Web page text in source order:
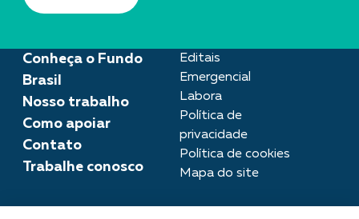
Conheça o Fundo
Brasil
Nosso trabalho
Como apoiar
Contato
Trabalhe conosco
Editais
Emergencial
Labora
Política de
privacidade
Política de cookies
Mapa do site